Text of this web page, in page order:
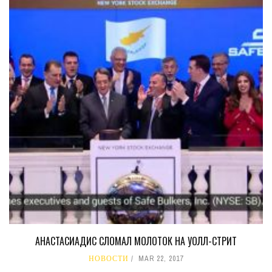
АНАСТАСИАДИС СЛОМАЛ МОЛОТОК НА УОЛЛ-СТРИТ
НОВОСТИ MAR 22, 2017